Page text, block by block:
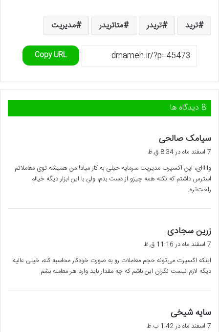
ترید تریدر متاتریدر مدیریت
Copy URL
‫8 دیدگاه ها
سیامک صالحی
ف
ت
:
7 اسفند ماه در 8:34 ق.ظ
وااااای، این اکسپرت مدیریت سرمایه خیلی به کار میاد! من همیشه توی معاملاتم
استرس داشتم که نکنه همه چیزو از دست بدم، ولی با این ابزار دیگه خیالم
راحت‌تره.
زرین سجادی
ف
:
7 اسفند ماه در 11:16 ق.ظ
اینکه اکسپرت می‌تونه حجم معاملات رو به صورت خودکار محاسبه کنه، خیلی عالیه!
دیگه لازم نیست نگران این باشم که چه مقدار باید وارد هر معامله بشم.
سایه شیخی
ف
7 اسفند ماه در 1:42 ب.ظ